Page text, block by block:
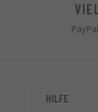
HILFE